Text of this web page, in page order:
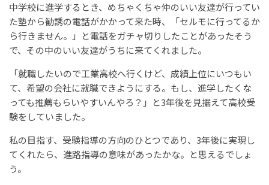
中学校に進学するとき、めちゃくちゃ仲のいい友達が行ってい
た塾から勧誘の電話がかかって来た時、「セルモに行ってるか
ら行きません。」と電話をガチャ切りしたことがあったそう
で、その中のいい友達がうちに来てくれました。
「就職したいので工業高校へ行くけど、成績上位にいつもい
て、希望の会社に就職できようにする。もし、進学したくな
っても推薦もらいやすいんやろ？」と3年後を見据えて高校受
験をしていました。
私の目指す、受験指導の方向のひとつであり、3年後に実現し
てくれたら、進路指導の意味があったかな。と思えるでしょ
う。